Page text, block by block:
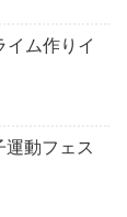
ム作りイ
運動フェス